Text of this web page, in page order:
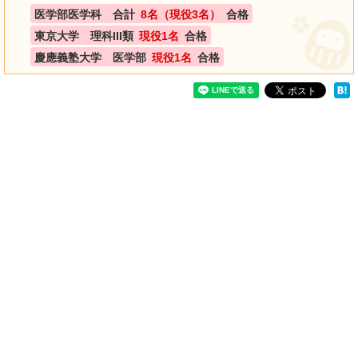
医学部医学科 合計 8名（現役3名）
合格
東京大学 理科III類 現役1名 合格
慶應義塾大学 医学部 現役1名 合格